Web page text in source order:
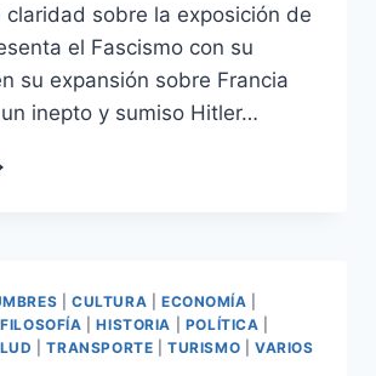
claridad sobre la exposición de
el Fascismo con su
su expansión sobre Francia
inepto y sumiso Hitler…
CULTURA ECONOMÍA
FILOSOFÍA |HISTORIA POLÍTICA
|TRANSPORTE |TURISMO |VARIOS